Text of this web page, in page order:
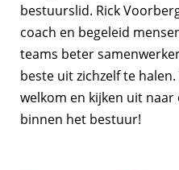
bestuurslid. Rick
coach en begeleid
teams beter
beste uit zichzelf te
welkom en kijken uit
binnen het bestuur!